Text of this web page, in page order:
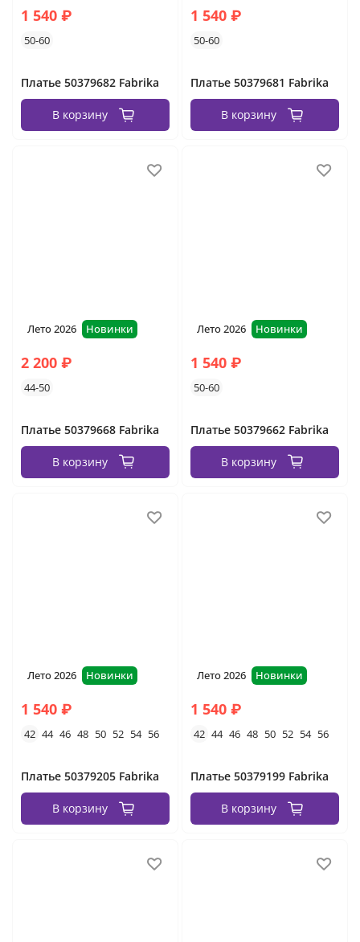
1 540 ₽
50-60
Платье 50379682 Fabrika
В корзину
1 540 ₽
50-60
Платье 50379681 Fabrika
В корзину
Лето 2026 Новинки
2 200 ₽
44-50
Платье 50379668 Fabrika
В корзину
Лето 2026 Новинки
1 540 ₽
50-60
Платье 50379662 Fabrika
В корзину
Лето 2026 Новинки
1 540 ₽
42 44 46 48 50 52 54 56
Платье 50379205 Fabrika
В корзину
Лето 2026 Новинки
1 540 ₽
42 44 46 48 50 52 54 56
Платье 50379199 Fabrika
В корзину